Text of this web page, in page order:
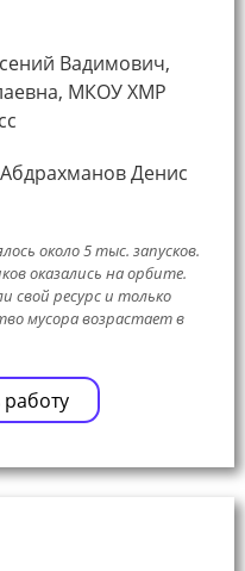
Вадимович,
МКОУ ХМР
Абдрахманов Денис
около 5 тыс. запусков.
оказались на орбите.
свой ресурс и только
мусора возрастает в